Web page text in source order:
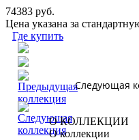
74383 руб.
Цена указана за
Где купить
Следующая
О КОЛЛЕКЦИИ
О коллекции